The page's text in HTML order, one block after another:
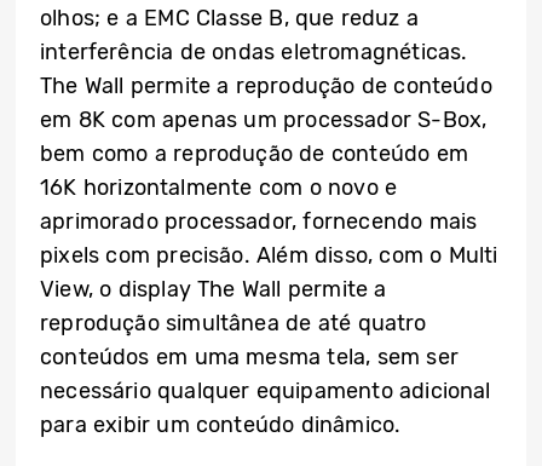
olhos; e a EMC Classe B, que reduz a
interferência de ondas eletromagnéticas.
The Wall permite a reprodução de conteúdo
em 8K com apenas um processador S-Box,
bem como a reprodução de conteúdo em
16K horizontalmente com o novo e
aprimorado processador, fornecendo mais
pixels com precisão. Além disso, com o Multi
View, o display The Wall permite a
reprodução simultânea de até quatro
conteúdos em uma mesma tela, sem ser
necessário qualquer equipamento adicional
para exibir um conteúdo dinâmico.